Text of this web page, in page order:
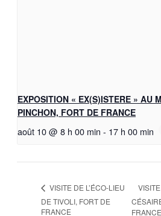
EXPOSITION « EX(S)ISTERE » AU
PINCHON, FORT DE FRANCE
août 10 @ 8 h 00 min - 17 h 00 min
VISITE DE L’ÉCO-LIEU
DE TIVOLI, FORT DE
FRANCE
FRANCE